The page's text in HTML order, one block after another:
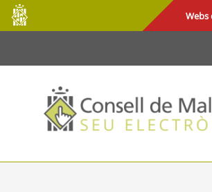
Salta al contingut principal
Consell
de
Mallorca
Webs